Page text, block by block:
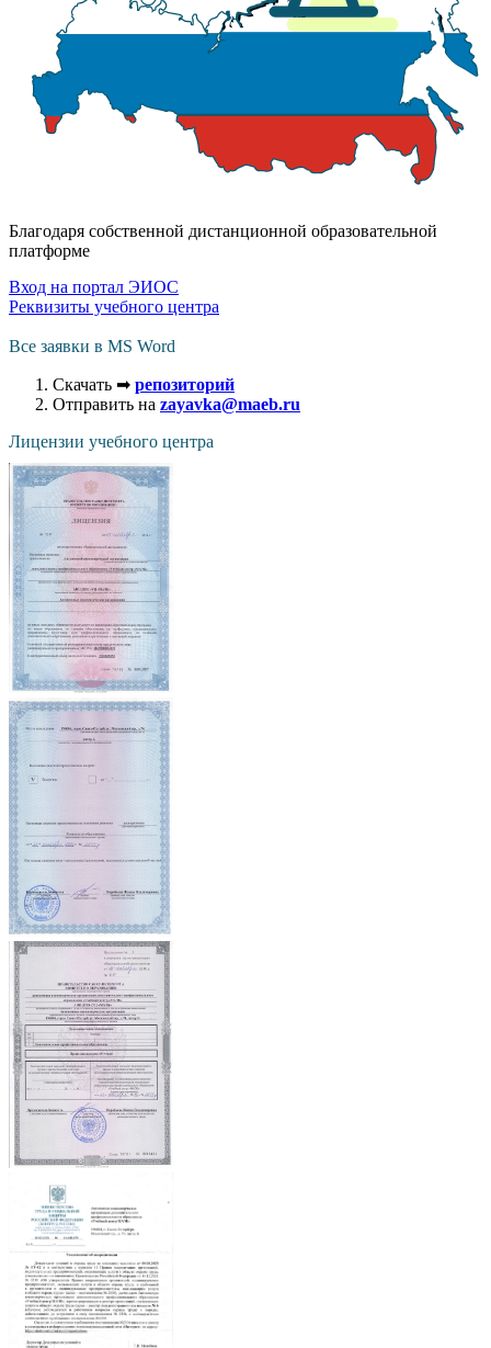
Благодаря собственной дистанционной образовательной
платформе
Вход на портал ЭИОС
Реквизиты учебного центра
Все заявки в MS Word
Скачать ➡ репозиторий
Отправить на zayavka@maeb.ru
Лицензии учебного центра